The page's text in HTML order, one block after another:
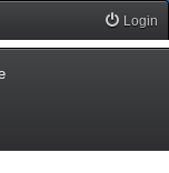
Login
(Opens a new tab)